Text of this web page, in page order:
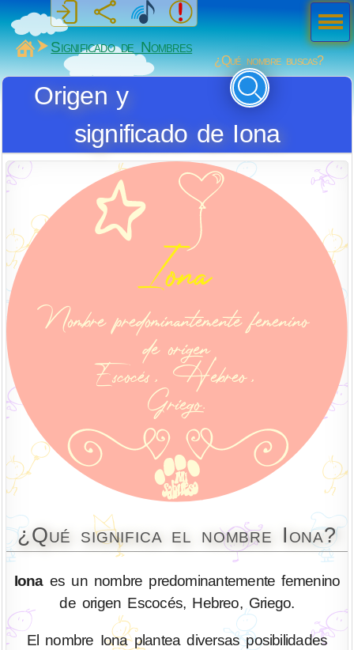
MiSabueso
Significado de Nombres
¿Qué nombre buscas?
Origen y
significado de Iona
¿Qué significa el nombre Iona?
Ionaes un nombre predominantemente femenino
de origen Escocés, Hebreo, Griego.
El nombre Iona plantea diversas posibilidades
Men
ú